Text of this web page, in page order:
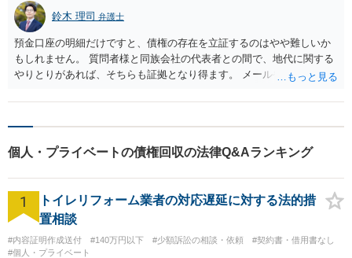
手方とやり取りをすることが精神的に負担なら、コストはかかるもの
の、相手方との関係遮断を図るために、弁護士に依頼の上、相手方に
対して今後相談者様に連絡接触しないよう警告をしてもらうのも一つ
でしょう。
鈴木 理司 弁護士
預金口座の明細だけですと、債権の存在を立証するのはやや難しいか
もしれません。 質問者様と同族会社の代表者との間で、地代に関する
やりとりがあれば、そちらも証拠となり得ます。 メールやSNS等で、
がない場合、質問者様が同族会社の代表者と電話し、会話の中で債権
個人・プライベートの債権回収の法律Q&Aランキング
1
トイレリフォーム業者の対応遅延に対する法的措
置相談
#内容証明作成送付 #140万円以下 #少額訴訟の相談・依頼
#契約書・借用書なし
#個人・プライベート